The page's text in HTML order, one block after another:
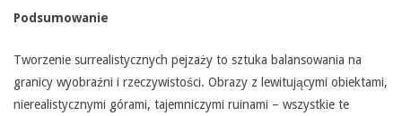
Podsumowanie
Tworzenie surrealistycznych pejzaży to sztuka balansowania na
granicy wyobraźni i rzeczywistości. Obrazy z lewitującymi obiektami,
nierealistycznymi górami, tajemniczymi ruinami – wszystkie te